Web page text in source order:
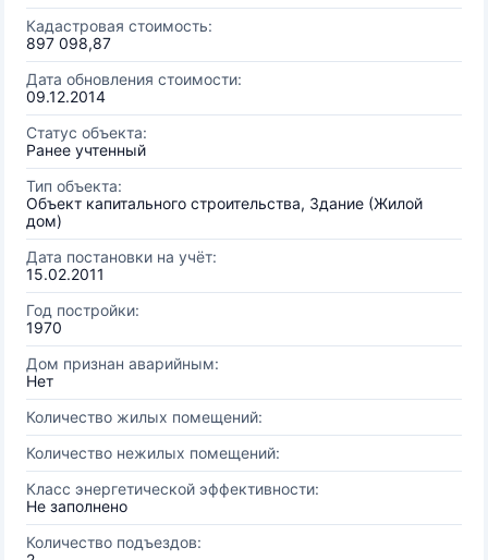
Кадастровая стоимость:
897 098,87
Дата обновления стоимости:
09.12.2014
Статус объекта:
Ранее учтенный
Тип объекта:
Объект капитального строительства, Здание (Жилой
дом)
Дата постановки на учёт:
15.02.2011
Год постройки:
1970
Дом признан аварийным:
Нет
Количество жилых помещений:
Количество нежилых помещений:
Класс энергетической эффективности:
Не заполнено
Количество подъездов: